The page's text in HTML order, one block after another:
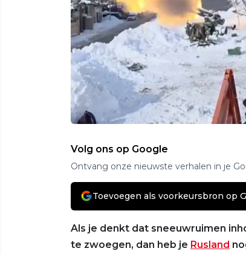
Volg ons op Google
Ontvang onze nieuwste verhalen in je
Toevoegen als voorkeursbron op
Als je denkt dat sneeuwruimen
te zwoegen, dan heb je Rusland